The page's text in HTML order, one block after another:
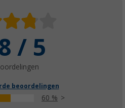
/ 5
beoordelingen
60 %